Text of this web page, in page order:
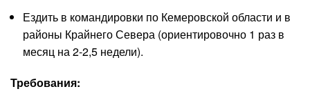
Ездить в командировки по Кемеровской области и в
районы Крайнего Севера (ориентировочно 1 раз в
месяц на 2-2,5 недели).
Требования: